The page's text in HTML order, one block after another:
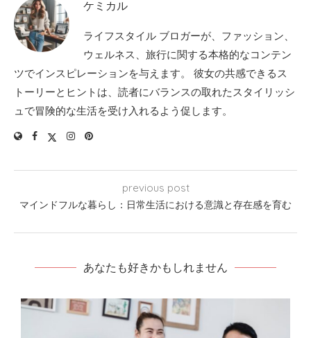
ケミカル
ライフスタイル ブロガーが、ファッション、
ウェルネス、旅行に関する本格的なコンテン
ツでインスピレーションを与えます。 彼女の共感できるス
トーリーとヒントは、読者にバランスの取れたスタイリッシ
ュで冒険的な生活を受け入れるよう促します。
previous post
マインドフルな暮らし：日常生活における意識と存在感を育む
あなたも好きかもしれません